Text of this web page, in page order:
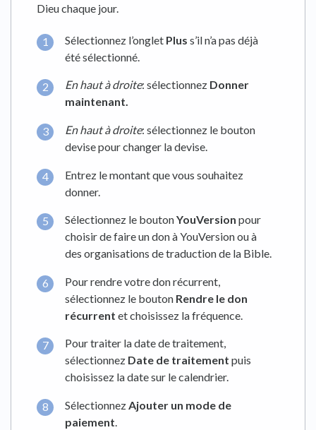
Dieu chaque jour.
Sélectionnez l’onglet Plus s’il n’a pas déjà
été sélectionné.
En haut à droite: sélectionnez Donner
maintenant.
En haut à droite: sélectionnez le bouton
devise pour changer la devise.
Entrez le montant que vous souhaitez
donner.
Sélectionnez le boutonYouVersion pour
choisir de faire un don à YouVersion ou à
des organisations de traduction de la Bible.
Pour rendre votre don récurrent,
sélectionnez le bouton Rendre le don
récurrent et choisissez la fréquence.
Pour traiter la date de traitement,
sélectionnez Date de traitement puis
choisissez la date sur le calendrier.
SélectionnezAjouter un mode de
paiement.